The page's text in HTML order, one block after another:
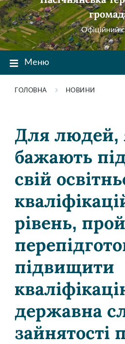
Офіційний
Меню
ГОЛОВНА НОВИНИ
Для людей,
бажають
свій
рівень,
підвищити
державна
зайнятості